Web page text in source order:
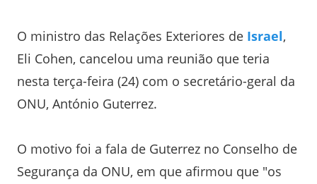
O ministro das Relações Exteriores de Israel,
Eli Cohen, cancelou uma reunião que teria
nesta terça-feira (24) com o secretário-geral da
ONU, António Guterrez.
O motivo foi a fala de Guterrez no Conselho de
Segurança da ONU, em que afirmou que "os